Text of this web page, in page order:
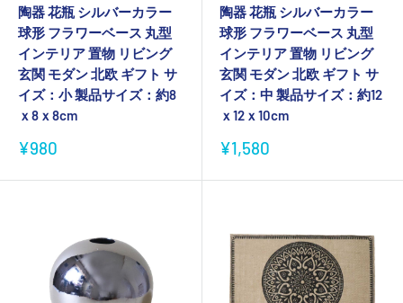
陶器 花瓶 シルバーカラー
球形 フラワーベース 丸型
インテリア 置物 リビング
玄関 モダン 北欧 ギフト サ
イズ：小 製品サイズ：約8
ｘ8ｘ8cm
販
価
¥980
陶器 花瓶 シルバーカラー
球形 フラワーベース 丸型
インテリア 置物 リビング
玄関 モダン 北欧 ギフト サ
イズ：中 製品サイズ：約12
ｘ12ｘ10cm
販
価
¥1,580